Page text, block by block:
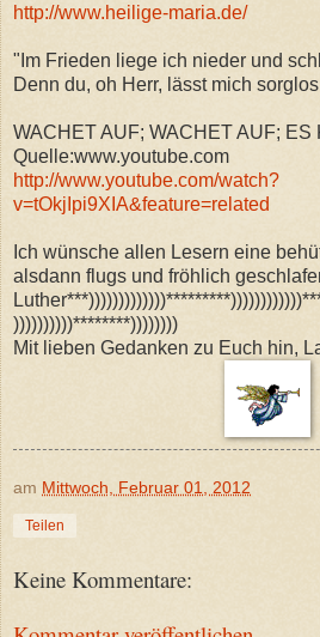
http://www.heilige-maria.de/
"Im Frieden liege ich nieder und
Denn du, oh Herr, lässt mich
WACHET AUF; WACHET AUF;
Quelle:www.youtube.com
http://www.youtube.com/watch?
v=tOkjIpi9XIA&feature=related
Ich wünsche allen Lesern eine
alsdann flugs und fröhlich
))))))))))********))))))))
Mit lieben Gedanken zu Euch hin,
am Mittwoch, Februar 01, 2012
Teilen
Keine Kommentare: